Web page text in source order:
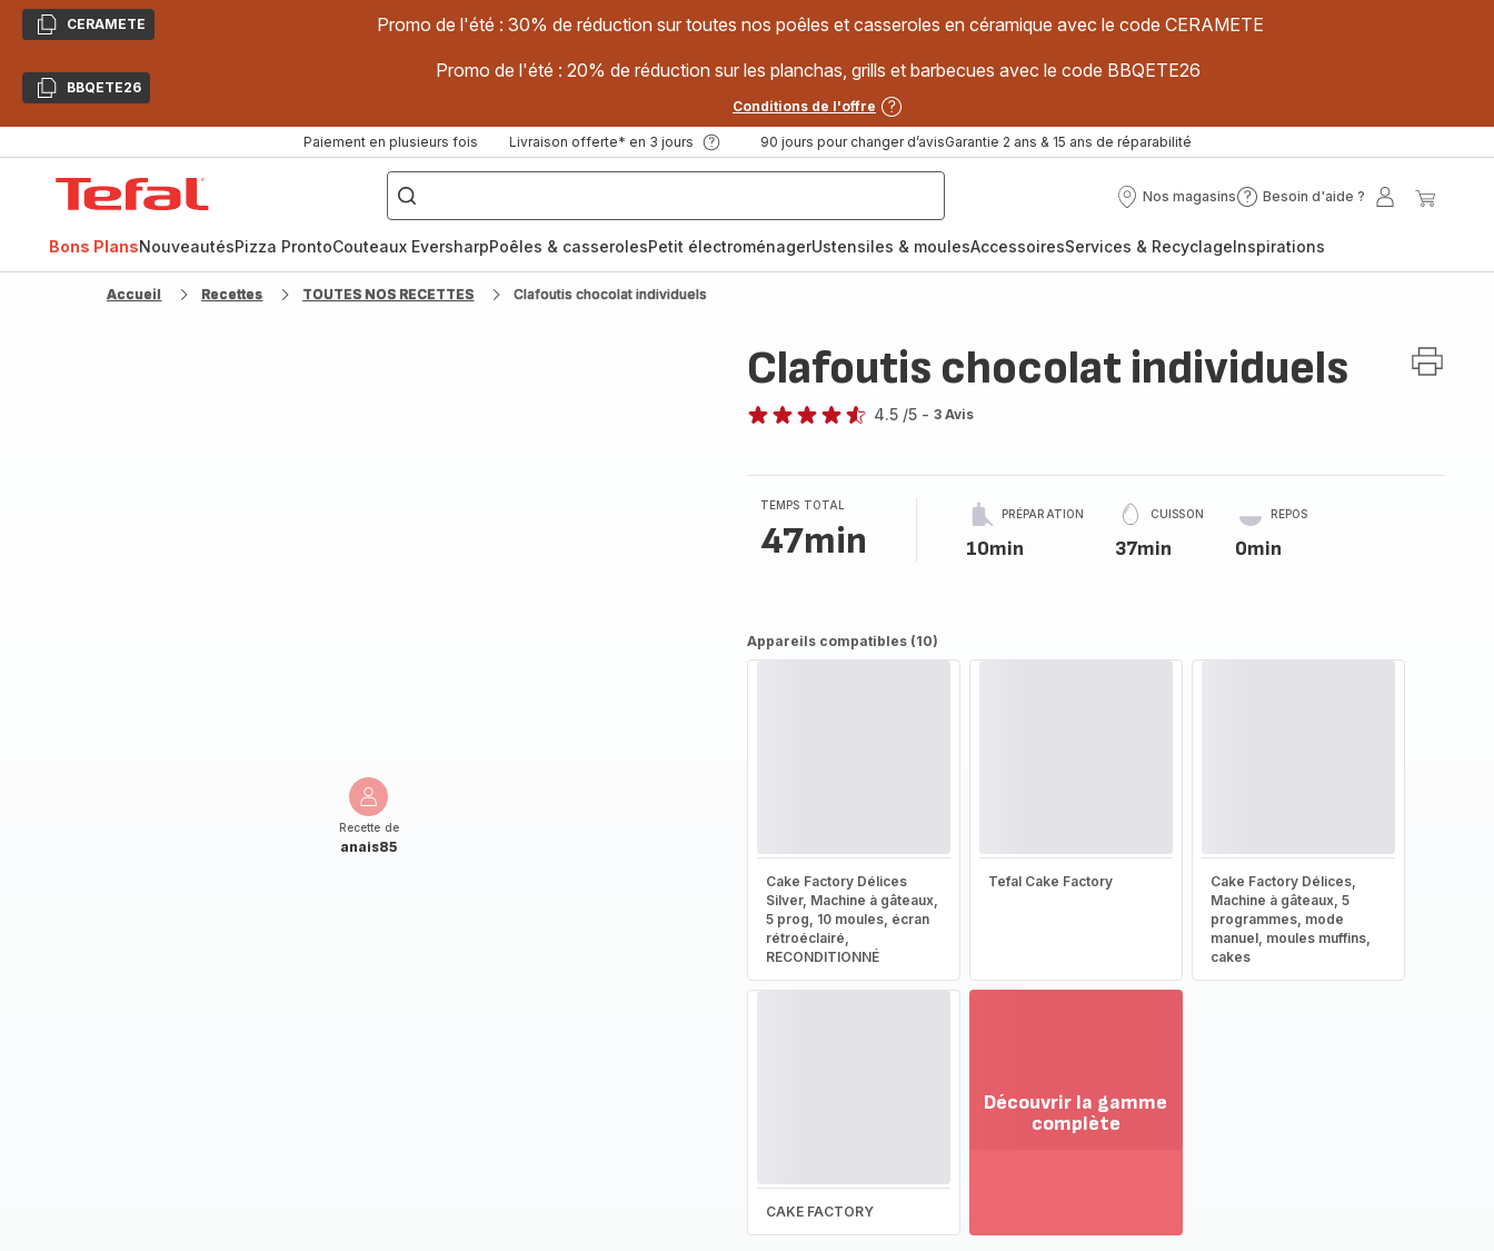
CopierCERAMETE Promo de l'été : 30% de réduction sur toutes nos poêles et casseroles en céramique avec le code CERAMETE
CopierBBQETE26
Promo de l'été : 20% de réduction sur les planchas, grills et barbecues avec le code BBQETE26
Conditions de l'offre
Paiement en plusieurs fois Livraison offerte* en 3 jours 90 jours pour changer d’avisGarantie 2 ans & 15 ans de réparabilité
["Poêles
inox,
Cake
Factory,
Nos magasins
Nos
Besoin d'aide ?
Besoin
?
Mon
Bons PlansNouveautésPizza ProntoCouteaux EversharpPoêles & casserolesPetit électroménagerUstensiles & moulesAccessoiresServices & RecyclageInspirations
Accueil Recettes TOUTES NOS RECETTES Clafoutis chocolat individuels
Recette de
anais85
Clafoutis chocolat individuels
4.5 /5 - 3 Avis
TEMPS TOTAL
47min
PRÉPARATION
10min
CUISSON
37min
REPOS
0min
Appareils compatibles (10)
Cake Factory Délices
Silver, Machine à gâteaux,
5 prog, 10 moules, écran
rétroéclairé,
RECONDITIONNÉ
Tefal Cake Factory
Cake Factory Délices,
Machine à gâteaux, 5
programmes, mode
manuel, moules muffins,
cakes
CAKE FACTORY
Découvrir la gamme
complète
la